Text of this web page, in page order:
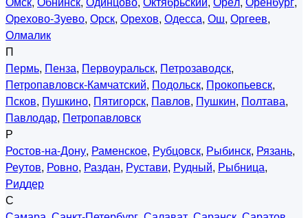
Орехово-Зуево, Орск, Орехов, Одесса, Ош, Оргеев,
Олмалик
П
Пермь, Пенза, Первоуральск, Петрозаводск,
Петропавловск-Камчатский, Подольск, Прокопьевск,
Псков, Пушкино, Пятигорск, Павлов, Пушкин, Полтава,
Павлодар, Петропавловск
Р
Ростов-на-Дону, Раменское, Рубцовск, Рыбинск, Рязань,
Реутов, Ровно, Раздан, Рустави, Рудный, Рыбница,
Риддер
С